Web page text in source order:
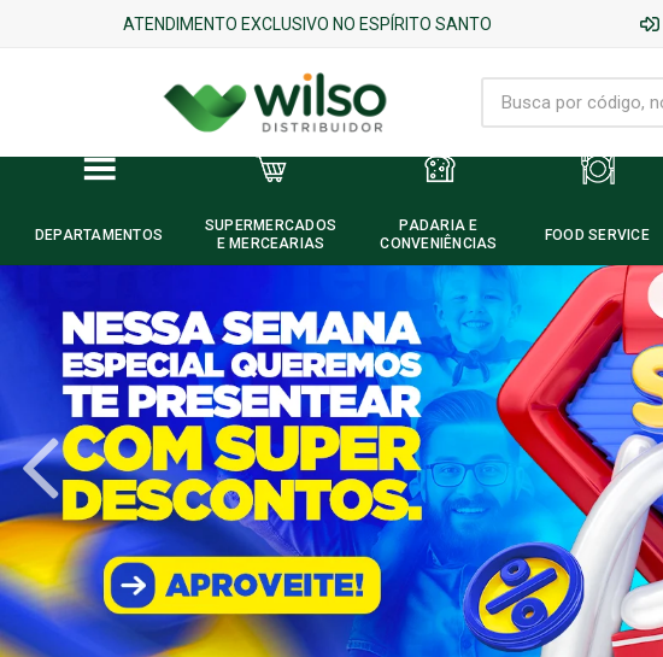
ATENDIMENTO EXCLUSIVO NO ESPÍRITO SANTO
DEPARTAMENTOS
SUPERMERCADOS
E MERCEARIAS
PADARIA E
CONVENIÊNCIAS
FOOD SERVICE